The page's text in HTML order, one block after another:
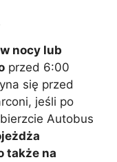
w nocy lub
przed 6:00
się przed
jeśli po
Autobus
także na